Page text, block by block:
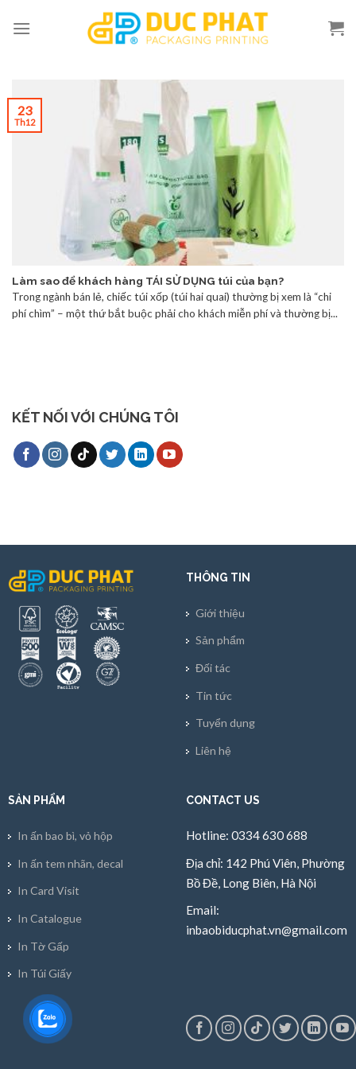
Làm sao để khách hàng TÁI SỬ DỤNG túi của bạn?
Trong ngành bán lẻ, chiếc túi xốp (túi hai quai) thường bị xem là “chi
phí chìm” – một thứ bắt buộc phải cho khách miễn phí và thường bị...
23
Th12
KẾT NỐI VỚI CHÚNG TÔI
THÔNG TIN
Giới thiệu
Sản phẩm
Đối tác
Tin tức
Tuyển dụng
Liên hệ
SẢN PHẨM
In ấn bao bì, vỏ hộp
In ấn tem nhãn, decal
In Card Visit
In Catalogue
In Tờ Gấp
In Túi Giấy
CONTACT US
Hotline: 0334 630 688
Địa chỉ: 142 Phú Viên, Phường
Bồ Đề, Long Biên, Hà Nội
Email:
inbaobiducphat.vn@gmail.com